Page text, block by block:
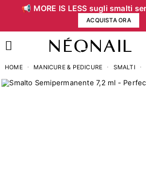
📢 MORE IS LESS sugli smalti
ACQUISTA ORA
HOME MANICURE & PEDICURE SMALTI